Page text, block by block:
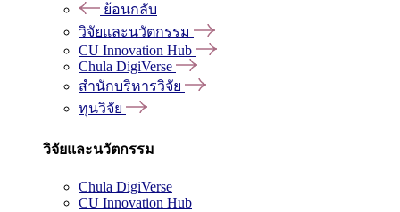
ย้อนกลับ
วิจัยและนวัตกรรม
CU Innovation Hub
Chula DigiVerse
สำนักบริหารวิจัย
ทุนวิจัย
วิจัยและนวัตกรรม
Chula DigiVerse
CU Innovation Hub